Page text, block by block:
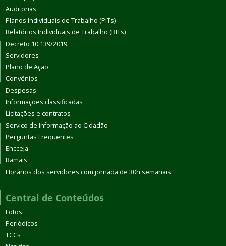
Auditorias
Planos Individuais de Trabalho (PITs)
Relatórios Individuais de Trabalho (RITs)
Decreto 10.139/2019
Servidores
Plano de Ação
Convênios
Despesas
Informações classificadas
Licitações e contratos
Serviço de Informação ao Cidadão
Perguntas Frequentes
Encceja
Ramais
Horários dos servidores com jornada de 30h semanais
Central de Conteúdos
Fotos
Periódicos
TCCs